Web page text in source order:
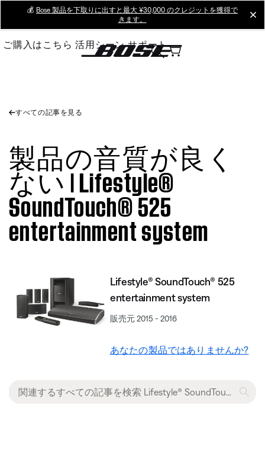
Main
💰 Bose 製品を下取りに出すと最大 ¥30,000 のクレジットを獲得で
きます。
ご購入はこちら 活用シーン サポート
すべての記事を見る
製品の音質が良く
ない | Lifestyle®
SoundTouch® 525
entertainment system
Lifestyle® SoundTouch® 525
entertainment system
販売元 2015 - 2016
あなたの製品ではありませんか?